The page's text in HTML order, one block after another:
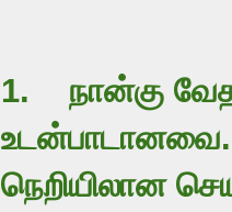
1. நான்கு
நெறியிலான